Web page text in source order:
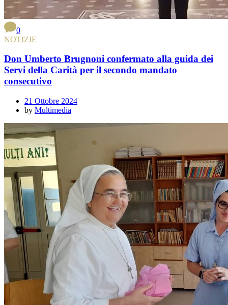
0
NOTIZIE
Don Umberto Brugnoni confermato alla guida dei
Servi della Carità per il secondo mandato
consecutivo
21 Ottobre 2024
by Multimedia